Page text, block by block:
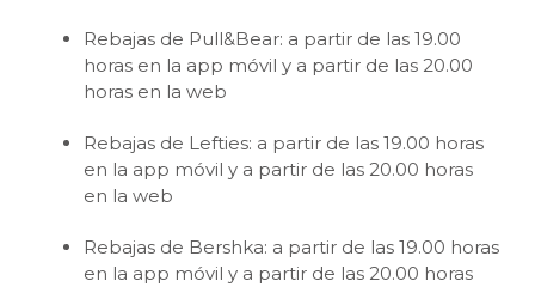
Rebajas de Pull&Bear: a partir de las 19.00
horas en la app móvil y a partir de las 20.00
horas en la web
Rebajas de Lefties: a partir de las 19.00 horas
en la app móvil y a partir de las 20.00 horas
en la web
Rebajas de Bershka: a partir de las 19.00 horas
en la app móvil y a partir de las 20.00 horas